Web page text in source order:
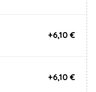
+6,10 €
+6,10 €